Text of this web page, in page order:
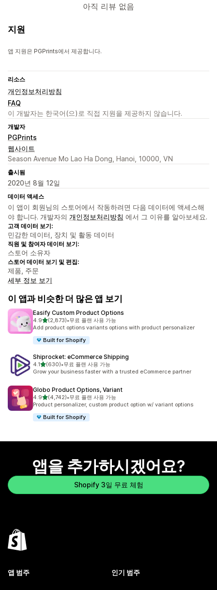
아직 리뷰 없음
지원
앱 지원은 PGPrints에서 제공합니다.
리소스
개인정보처리방침
FAQ
이 개발자는 한국어(으)로 직접 지원을 제공하지 않습니다.
개발자
PGPrints
웹사이트
Season Avenue Mo Lao Ha Dong, Hanoi, 10000, VN
출시됨
2020년 8월 12일
데이터 액세스
이 앱이 회원님의 스토어에서 작동하려면 다음 데이터에 액세스해
야 합니다. 개발자의 개인정보처리방침 에서 그 이유를 알아보세요.
고객 데이터 보기:
민감한 데이터, 장치 및 활동 데이터
직원 및 참여자 데이터 보기:
스토어 소유자
스토어 데이터 보기 및 편집:
제품, 주문
세부 정보 보기
이 앱과 비슷한 더 많은 앱 보기
Easify Custom Product Options
4.9별 5개 중
(2,873)
총 리뷰 2873개
•무료 플랜 사용 가능
Add product options variants options with product personalizer
Built for Shopify
Shiprocket: eCommerce Shipping
4.1별 5개 중
(630)
총 리뷰 630개
•무료 플랜 사용 가능
Grow your business faster with a trusted eCommerce partner
Globo Product Options, Variant
4.9별 5개 중
(4,742)
총 리뷰 4742개
•무료 플랜 사용 가능
Product personalizer, custom product option w/ variant options
Built for Shopify
앱을 추가하시겠어요?
Shopify 3일 무료 체험
앱 범주 인기 범주